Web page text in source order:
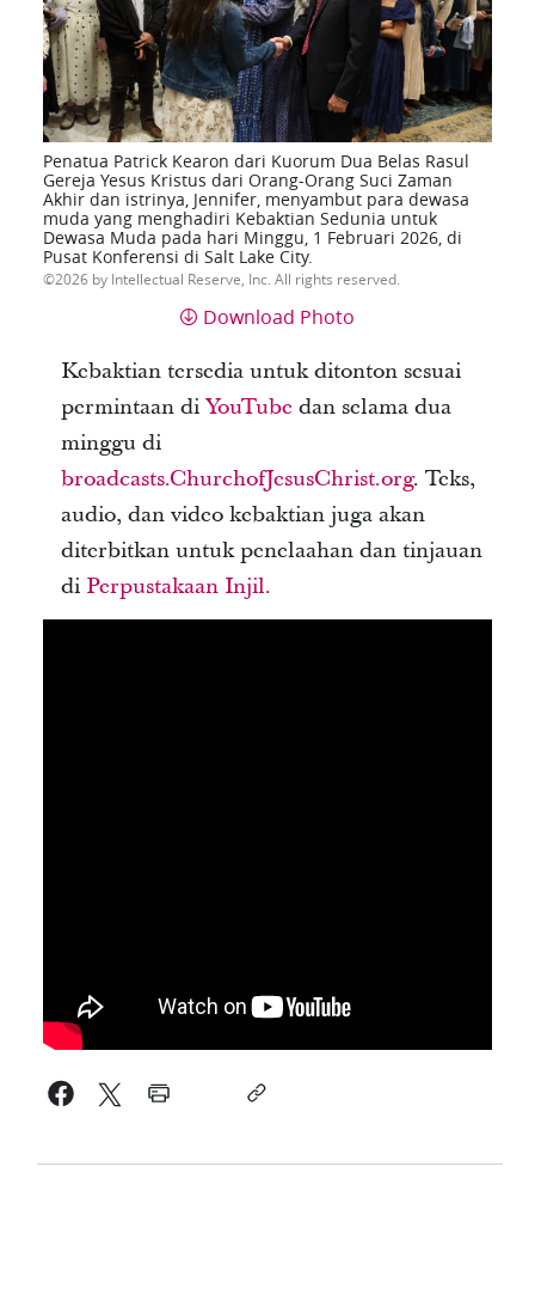
Penatua Patrick Kearon dari Kuorum Dua Belas Rasul
Gereja Yesus Kristus dari Orang-Orang Suci Zaman
Akhir dan istrinya, Jennifer, menyambut para dewasa
muda yang menghadiri Kebaktian Sedunia untuk
Dewasa Muda pada hari Minggu, 1 Februari 2026, di
Pusat Konferensi di Salt Lake City.
2026 by Intellectual Reserve, Inc. All rights reserved.
Download Photo
Kebaktian tersedia untuk ditonton sesuai
permintaan di YouTube dan selama dua
minggu di
broadcasts.ChurchofJesusChrist.org. Teks,
audio, dan video kebaktian juga akan
diterbitkan untuk penelaahan dan tinjauan
di Perpustakaan Injil.